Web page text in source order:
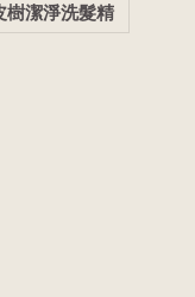
樹潔淨洗髮精